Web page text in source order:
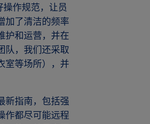
作规范，让员
加了清洁的频率
护和运营，并在
队，我们还采取
室等场所），并
新指南，包括强
作都尽可能远程